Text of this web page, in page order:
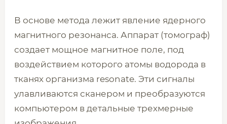
В основе метода лежит явление ядерного
магнитного резонанса. Аппарат (томограф)
создает мощное магнитное поле, под
воздействием которого атомы водорода в
тканях организма resonate. Эти сигналы
улавливаются сканером и преобразуются
компьютером в детальные трехмерные